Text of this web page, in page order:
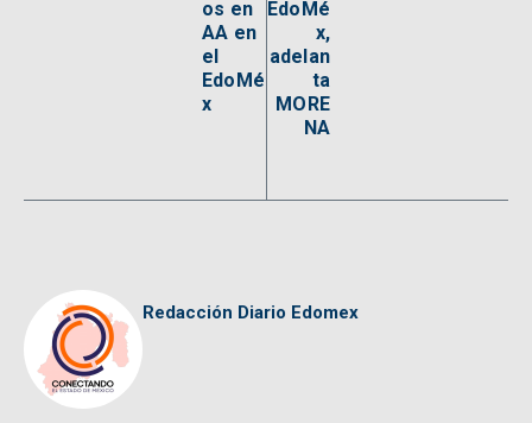
os en
AA en
el
EdoMé
x
EdoMé
x,
adelan
ta
MORE
NA
Redacción Diario Edomex